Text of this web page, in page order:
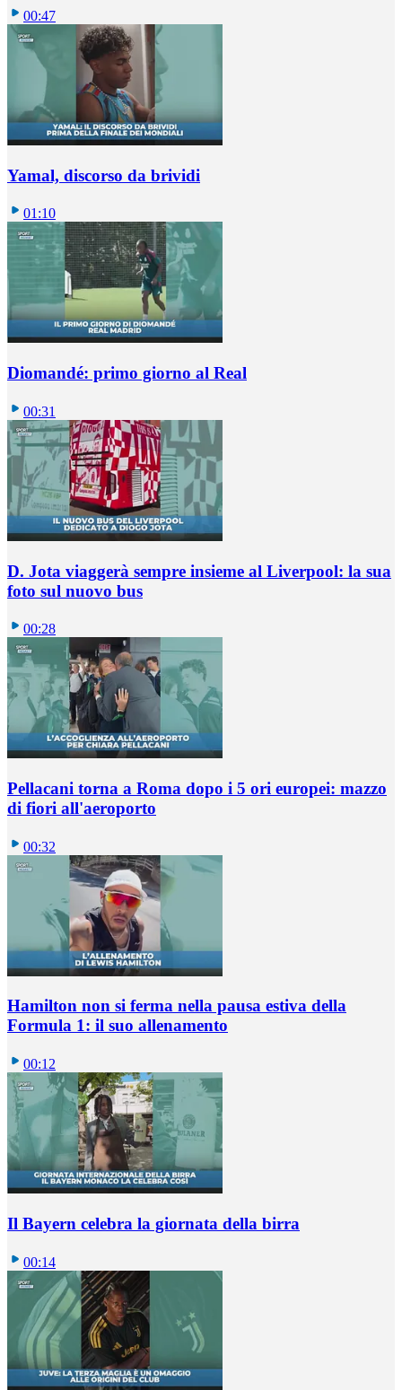
00:47
Yamal, discorso da brividi
01:10
Diomandé: primo giorno al Real
00:31
D. Jota viaggerà sempre insieme al Liverpool: la sua
foto sul nuovo bus
00:28
Pellacani torna a Roma dopo i 5 ori europei: mazzo
di fiori all'aeroporto
00:32
Hamilton non si ferma nella pausa estiva della
Formula 1: il suo allenamento
00:12
Il Bayern celebra la giornata della birra
00:14